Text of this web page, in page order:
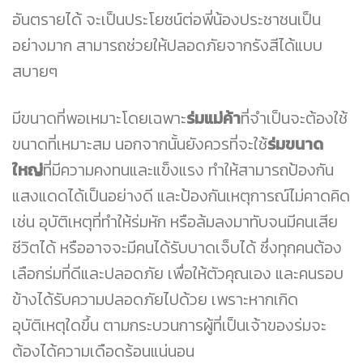
อันตรายได้ จะเป็นประโยชน์ต่อพี่น้องประชาชนเป็น
อย่างมาก สามารถช่วยให้ปลอดภัยจากรังสีได้แบบ
สบายๆ
มีขนาดที่พอเหมาะโดยเฉพาะร่มแม่ค้าที่จำเป็นจะต้องใช้
ขนาดที่เหมาะสม นอกจากนั้นยังควรที่จะใช้ร่มขนาด
ใหญ่ที่มีความคงทนและแข็งแรง ทำให้สามารถป้องกัน
แสงแดดได้เป็นอย่างดี และป้องกันเหตุการณ์ไม่คาดคิด
เช่น อุบัติเหตุที่ทำให้ร่มหัก หรือล้มลงมาทับจนมีคนเสีย
ชีวิตได้ หรืออาจจะมีคนได้รับบาดเจ็บได้ ซึ่งทุกคนต้อง
เลือกร่มที่ดีและปลอดภัย เพื่อให้ตัวคุณเอง และคนรอบ
ข้างได้รับความปลอดภัยไปด้วย เพราะหากเกิด
อุบัติเหตุใดขึ้น ตามกระบวนการผู้ที่เป็นเจ้าของร่มจะ
ต้องได้ความเดือดร้อนแน่นอน